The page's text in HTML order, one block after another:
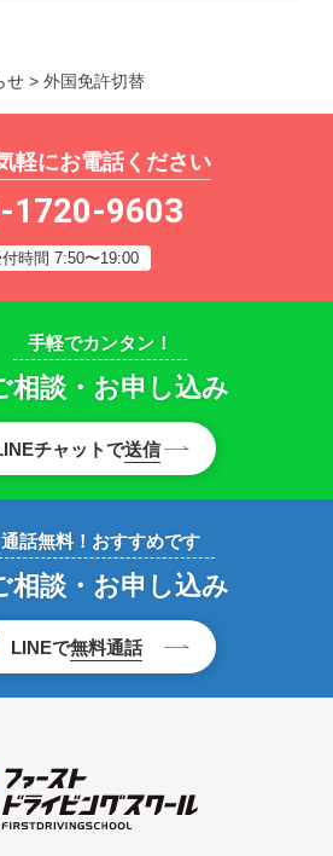
せ >外国免許切替
軽にお電話ください
1720-9603
時間 7:50〜19:00
手軽でカンタン！
相談・お申し込み
チャットで送信
通話無料！おすすめです
相談・お申し込み
LINEで無料通話